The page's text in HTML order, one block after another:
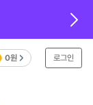
0원 로그인